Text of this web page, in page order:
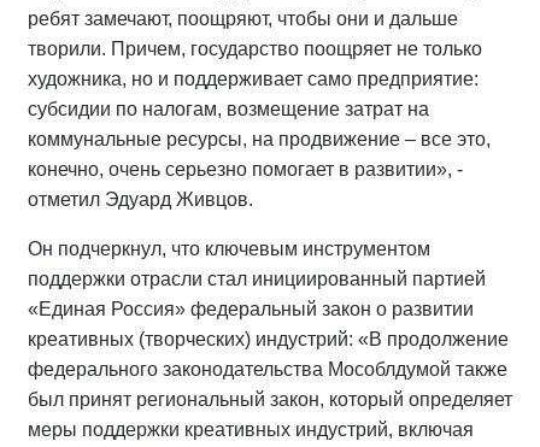
ребят замечают, поощряют, чтобы они и дальше
творили. Причем, государство поощряет не только
художника, но и поддерживает само предприятие:
субсидии по налогам, возмещение затрат на
коммунальные ресурсы, на продвижение – все это,
конечно, очень серьезно помогает в развитии», -
отметил Эдуард Живцов.
Он подчеркнул, что ключевым инструментом
поддержки отрасли стал инициированный партией
«Единая Россия» федеральный закон о развитии
креативных (творческих) индустрий: «В продолжение
федерального законодательства Мособлдумой также
был принят региональный закон, который определяет
меры поддержки креативных индустрий, включая